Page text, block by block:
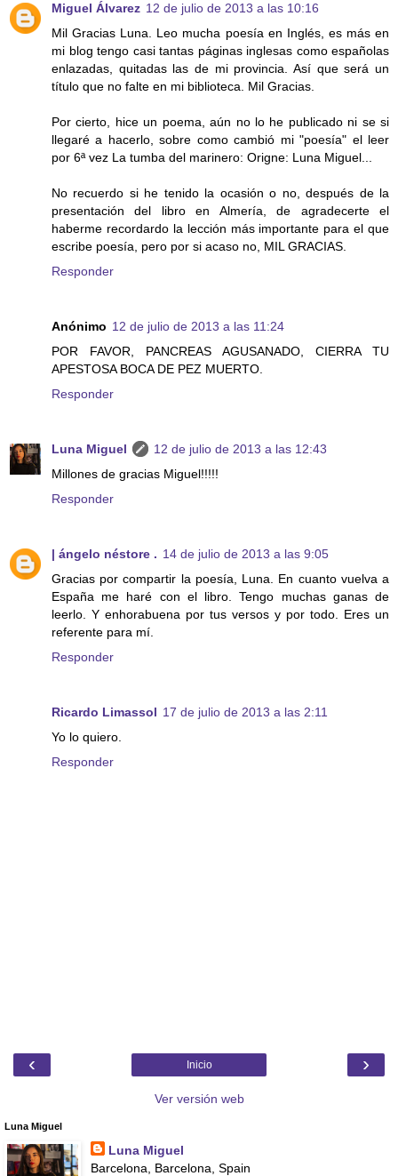
Miguel Álvarez 12 de julio de 2013 a las 10:16
Mil Gracias Luna. Leo mucha poesía en Inglés, es más en
mi blog tengo casi tantas páginas inglesas como españolas
enlazadas, quitadas las de mi provincia. Así que será un
título que no falte en mi biblioteca. Mil Gracias.
Por cierto, hice un poema, aún no lo he publicado ni se si
llegaré a hacerlo, sobre como cambió mi "poesía" el leer
por 6ª vez La tumba del marinero: Origne: Luna Miguel...
No recuerdo si he tenido la ocasión o no, después de la
presentación del libro en Almería, de agradecerte el
haberme recordardo la lección más importante para el que
escribe poesía, pero por si acaso no, MIL GRACIAS.
Responder
Anónimo 12 de julio de 2013 a las 11:24
POR FAVOR, PANCREAS AGUSANADO, CIERRA TU
APESTOSA BOCA DE PEZ MUERTO.
Responder
Luna Miguel
12 de julio de 2013 a las 12:43
Millones de gracias Miguel!!!!!
Responder
| ángelo néstore . 14 de julio de 2013 a las 9:05
Gracias por compartir la poesía, Luna. En cuanto vuelva a
España me haré con el libro. Tengo muchas ganas de
leerlo. Y enhorabuena por tus versos y por todo. Eres un
referente para mí.
Responder
Ricardo Limassol 17 de julio de 2013 a las 2:11
Yo lo quiero.
Responder
‹ ›
Inicio
Ver versión web
Luna Miguel
Luna Miguel
Barcelona, Barcelona, Spain